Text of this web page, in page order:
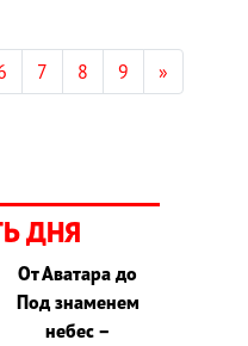
7 8 9 »
ДНЯ
От Аватара до
Под знаменем
небес –